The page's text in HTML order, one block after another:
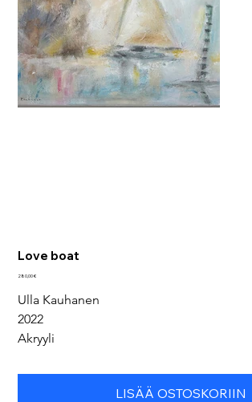
Love boat
Hinta
280,00 €
Ulla Kauhanen
2022
Akryyli
LISÄÄ OSTOSKORIIN